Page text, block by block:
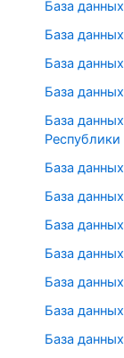
База
База
База
База
База
Республики
База
База
База
База
База
База
База